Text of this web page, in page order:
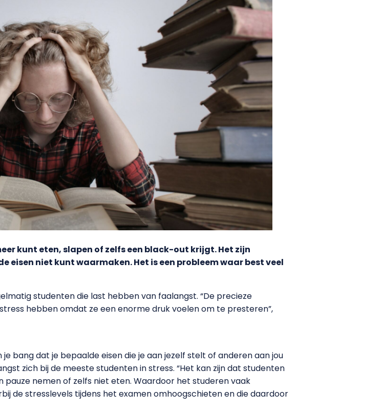
kunt eten, slapen of zelfs een black-out krijgt. Het zijn
niet kunt waarmaken. Het is een probleem waar best veel
studenten die last hebben van faalangst. “De precieze
hebben omdat ze een enorme druk voelen om te presteren”,
je bang dat je bepaalde eisen die je aan jezelf stelt of anderen aan jou
zich bij de meeste studenten in stress. “Het kan zijn dat studenten
nemen of zelfs niet eten. Waardoor het studeren vaak
de stresslevels tijdens het examen omhoogschieten en die daardoor